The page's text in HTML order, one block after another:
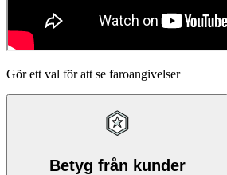
Gör ett val för att se faroangivelser
Betyg från kunder